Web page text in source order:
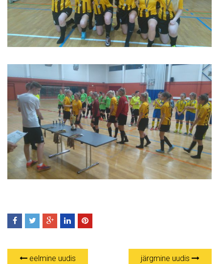
eelmine uudis järgmine uudis